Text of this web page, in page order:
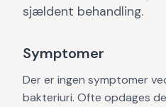
sjældent behandling.
Symptomer
Der er ingen symptomer
bakteriuri. Ofte opdages